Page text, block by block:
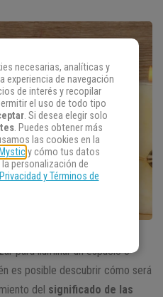
para iluminar un espacio o
es posible descubrir cómo será
del significado de las
necesarias, analíticas y
experiencia de navegación
de interés y recopilar
el uso de todo tipo
. Si desea elegir solo
. Puedes obtener más
las cookies en la
y cómo tus datos
personalización de
y Términos de